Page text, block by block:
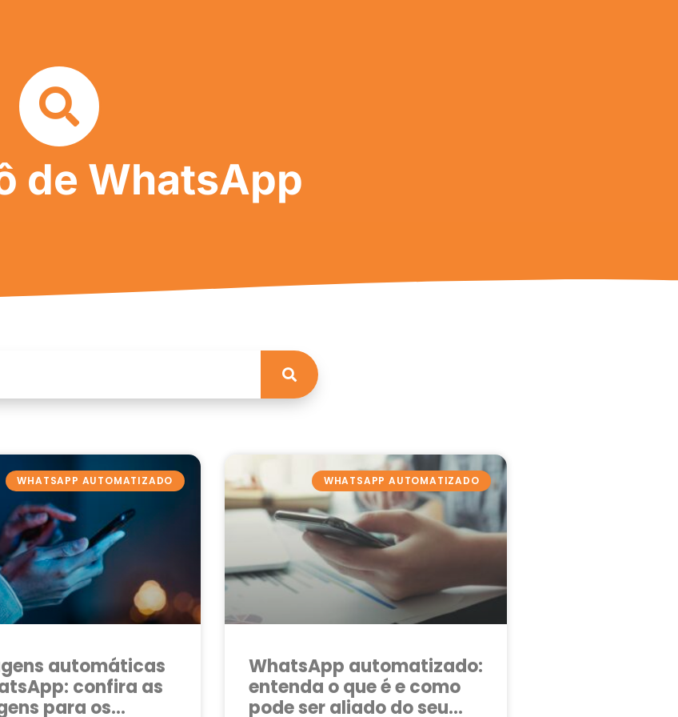
de WhatsApp
WHATSAPP AUTOMATIZADO
automáticas
confira as
para os
WHATSAPP AUTOMATIZADO
WhatsApp automatizado:
entenda o que é e como
pode ser aliado do seu